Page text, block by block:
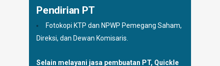
Pendirian PT
Fotokopi KTP dan NPWP Pemegang Saham,
Direksi, dan Dewan Komisaris.
Selain melayani jasa pembuatan PT, Quickle